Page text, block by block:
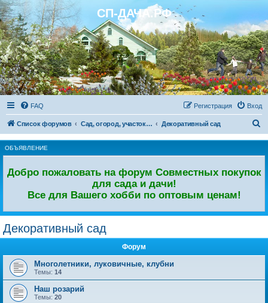
Регистрация СП-ДАЧА.РФ
FAQ Вход
Регистрация
Список форумов Сад, огород, участок. Дачный форум. Декоративный сад
ОБЪЯВЛЕНИЕ
Добро пожаловать на форум Совместных покупок
для сада и дачи!
Все для Вашего хобби по оптовым ценам!
Декоративный сад
Форум
Многолетники, луковичные, клубни
Темы: 14
Наш розарий
Темы: 20